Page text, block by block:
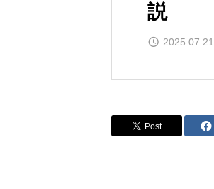
説
2025.07.21
Post